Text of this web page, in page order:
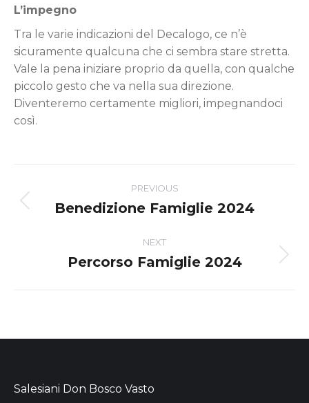
L’impegno
Tra le varie indicazioni del Decalogo, ce n’è
sicuramente qualcuna che ci sembra stare stretta.
Vale la pena iniziare proprio da quella, con qualche
piccolo gesto che va nella sua direzione.
Diventeremo certamente migliori, impegnandoci
così.
navigation
PREVIOUS
Previous
Benedizione Famiglie 2024
NEXT
Next
Percorso Famiglie 2024
Salesiani Don Bosco Vasto